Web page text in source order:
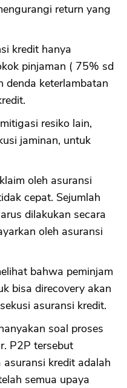
return yang
kredit hanya
pinjaman ( 75% sd
denda keterlambatan
resiko lain,
jaminan, untuk
oleh asuransi
cepat. Sejumlah
dilakukan secara
oleh asuransi
bahwa peminjam
bisa direcovery akan
asuransi kredit.
soal proses
P2P tersebut
kredit adalah
semua upaya